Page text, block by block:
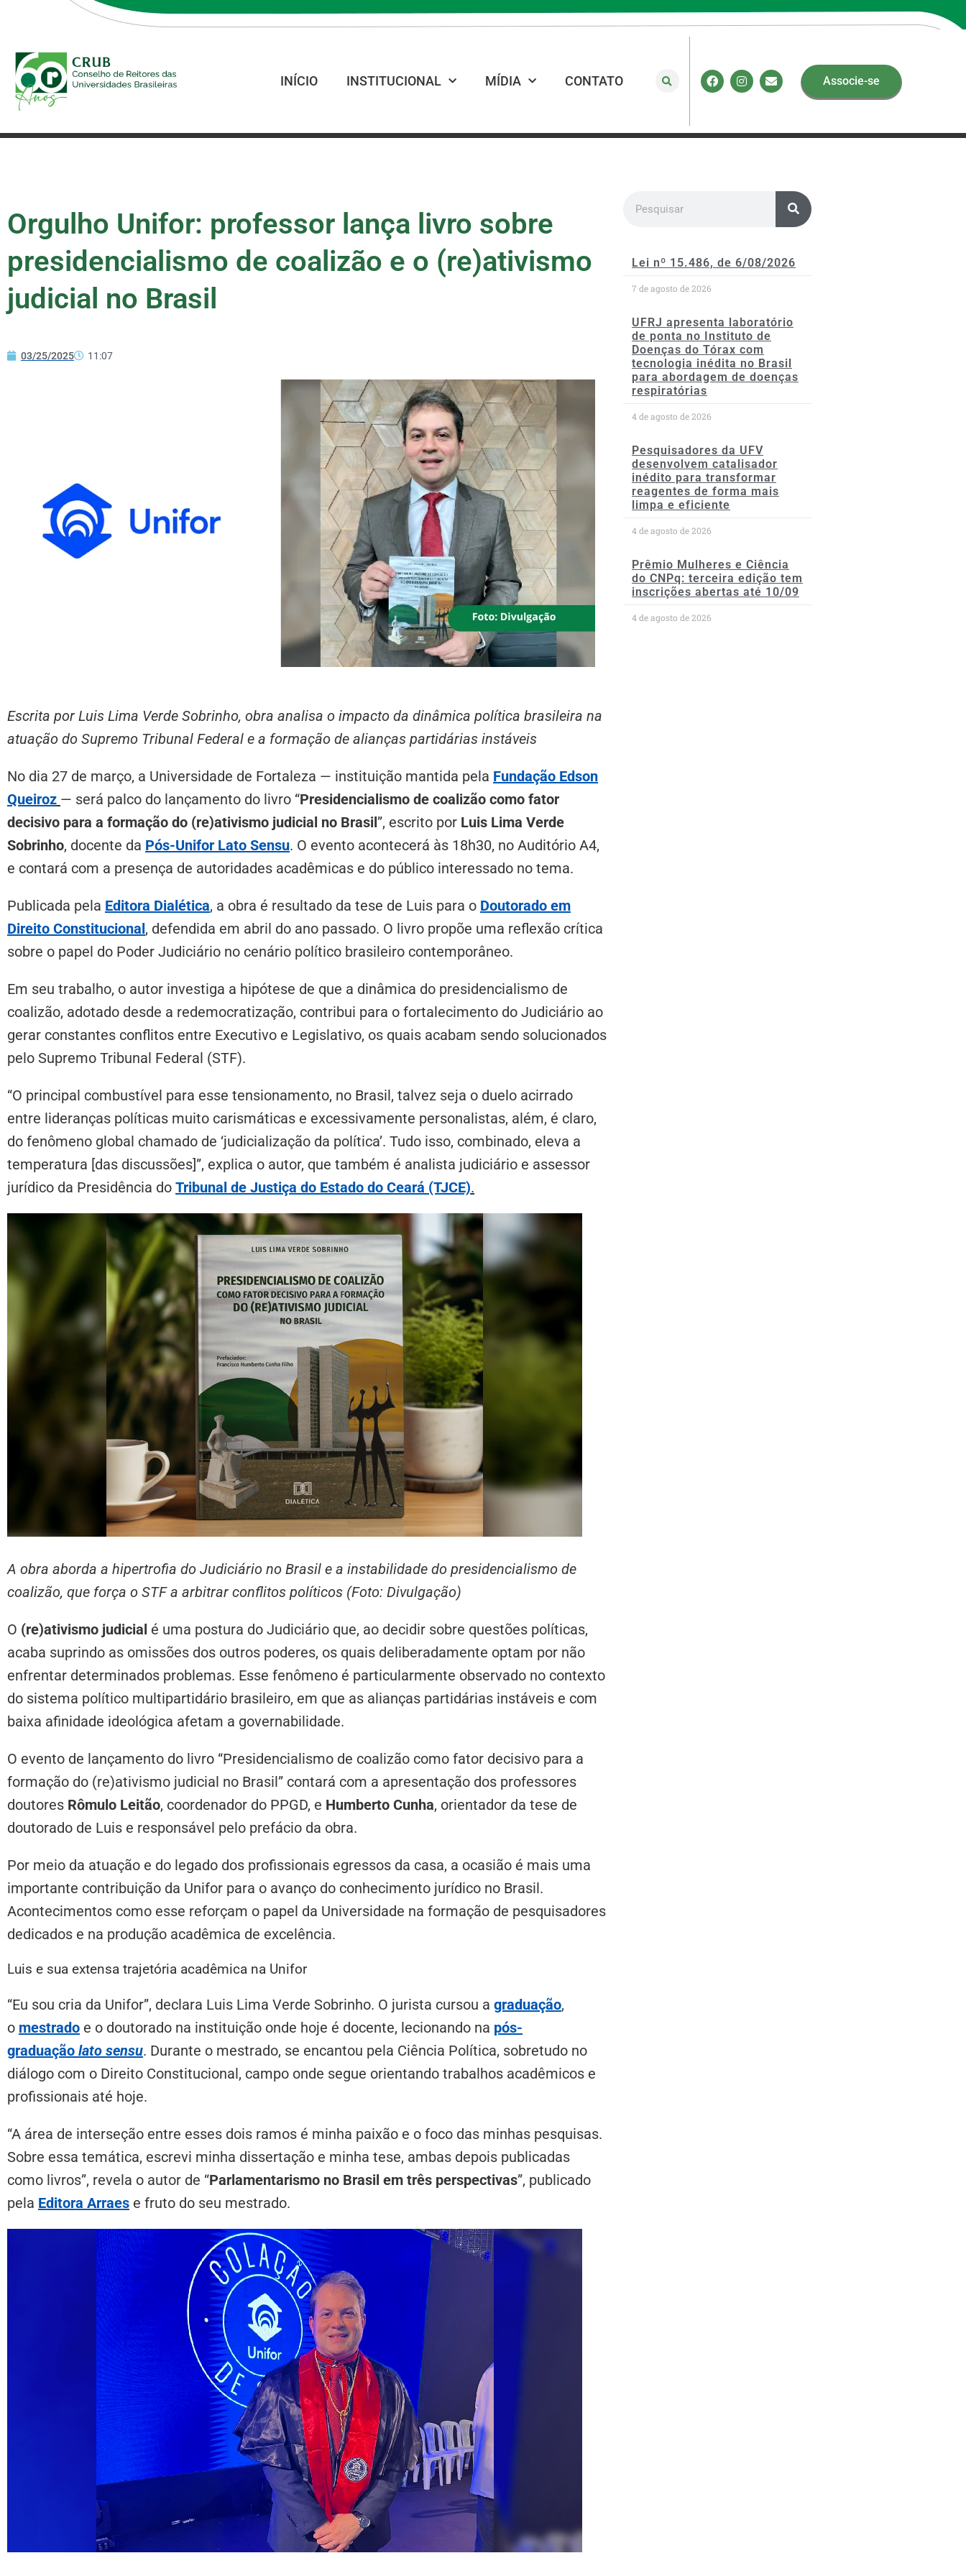
INÍCIO INSTITUCIONAL MÍDIA CONTATO Associe-se
Orgulho Unifor: professor lança livro sobre
presidencialismo de coalizão e o (re)ativismo
judicial no Brasil
03/25/2025 11:07
Escrita por Luis Lima Verde Sobrinho, obra analisa o impacto da dinâmica política brasileira na
atuação do Supremo Tribunal Federal e a formação de alianças partidárias instáveis
No dia 27 de março, a Universidade de Fortaleza — instituição mantida pela Fundação Edson
Queiroz — será palco do lançamento do livro “Presidencialismo de coalizão como fator
decisivo para a formação do (re)ativismo judicial no Brasil”, escrito por Luis Lima Verde
Sobrinho, docente da Pós-Unifor Lato Sensu. O evento acontecerá às 18h30, no Auditório A4,
e contará com a presença de autoridades acadêmicas e do público interessado no tema.
Publicada pela Editora Dialética, a obra é resultado da tese de Luis para o Doutorado em
Direito Constitucional, defendida em abril do ano passado. O livro propõe uma reflexão crítica
sobre o papel do Poder Judiciário no cenário político brasileiro contemporâneo.
Em seu trabalho, o autor investiga a hipótese de que a dinâmica do presidencialismo de
coalizão, adotado desde a redemocratização, contribui para o fortalecimento do Judiciário ao
gerar constantes conflitos entre Executivo e Legislativo, os quais acabam sendo solucionados
pelo Supremo Tribunal Federal (STF).
“O principal combustível para esse tensionamento, no Brasil, talvez seja o duelo acirrado
entre lideranças políticas muito carismáticas e excessivamente personalistas, além, é claro,
do fenômeno global chamado de ‘judicialização da política’. Tudo isso, combinado, eleva a
temperatura [das discussões]”, explica o autor, que também é analista judiciário e assessor
jurídico da Presidência do Tribunal de Justiça do Estado do Ceará (TJCE).
A obra aborda a hipertrofia do Judiciário no Brasil e a instabilidade do presidencialismo de
coalizão, que força o STF a arbitrar conflitos políticos (Foto: Divulgação)
O (re)ativismo judicial é uma postura do Judiciário que, ao decidir sobre questões políticas,
acaba suprindo as omissões dos outros poderes, os quais deliberadamente optam por não
enfrentar determinados problemas. Esse fenômeno é particularmente observado no contexto
do sistema político multipartidário brasileiro, em que as alianças partidárias instáveis e com
baixa afinidade ideológica afetam a governabilidade.
O evento de lançamento do livro “Presidencialismo de coalizão como fator decisivo para a
formação do (re)ativismo judicial no Brasil” contará com a apresentação dos professores
doutores Rômulo Leitão, coordenador do PPGD, e Humberto Cunha, orientador da tese de
doutorado de Luis e responsável pelo prefácio da obra.
Por meio da atuação e do legado dos profissionais egressos da casa, a ocasião é mais uma
importante contribuição da Unifor para o avanço do conhecimento jurídico no Brasil.
Acontecimentos como esse reforçam o papel da Universidade na formação de pesquisadores
dedicados e na produção acadêmica de excelência.
Luis e sua extensa trajetória acadêmica na Unifor
“Eu sou cria da Unifor”, declara Luis Lima Verde Sobrinho. O jurista cursou a graduação,
o mestrado e o doutorado na instituição onde hoje é docente, lecionando na pós-
graduação lato sensu. Durante o mestrado, se encantou pela Ciência Política, sobretudo no
diálogo com o Direito Constitucional, campo onde segue orientando trabalhos acadêmicos e
profissionais até hoje.
“A área de interseção entre esses dois ramos é minha paixão e o foco das minhas pesquisas.
Sobre essa temática, escrevi minha dissertação e minha tese, ambas depois publicadas
como livros”, revela o autor de “Parlamentarismo no Brasil em três perspectivas”, publicado
pela Editora Arraes e fruto do seu mestrado.
Lei nº 15.486, de 6/08/2026
7 de agosto de 2026
UFRJ apresenta laboratório
de ponta no Instituto de
Doenças do Tórax com
tecnologia inédita no Brasil
para abordagem de doenças
respiratórias
4 de agosto de 2026
Pesquisadores da UFV
desenvolvem catalisador
inédito para transformar
reagentes de forma mais
limpa e eficiente
4 de agosto de 2026
Prêmio Mulheres e Ciência
do CNPq: terceira edição tem
inscrições abertas até 10/09
4 de agosto de 2026